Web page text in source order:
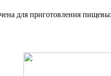
для приготовления